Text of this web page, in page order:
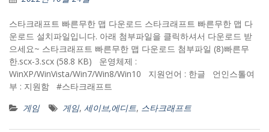
스타크래프트 빠른무한 맵 다운로드 스타크래프트 빠른무한 맵 다
운로드 설치파일입니다. 아래 첨부파일을 클릭하셔서 다운로드 받
으세요~ 스타크래프트 빠른무한 맵 다운로드 첨부파일 (8)빠른무
한.scx-3.scx (58.8 KB) 운영체제 :
WinXP/WinVista/Win7/Win8/Win10 지원언어 : 한글 언인스톨여
부 : 지원함 #스타크래프트
게임
게임, 세이브,에디트, 스타크래프트